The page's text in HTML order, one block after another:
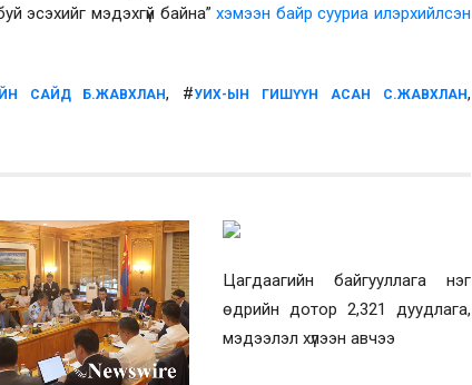
эсэхийг мэдэхгүй байна”хэмээн байр сууриа илэрхийлсэн
САЙД Б.ЖАВХЛАН, #УИХ-ЫН ГИШҮҮН АСАН С.ЖАВХЛАН,
Цагдаагийн байгууллага нэг
өдрийн дотор 2,321 дуудлага,
мэдээлэл хүлээн авчээ